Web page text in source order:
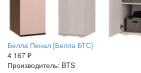
Белла Пенал [Белла БТС]
4 167 ₽
Производитель: BTS